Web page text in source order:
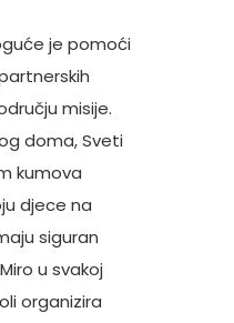
je pomoći
misije.
doma, Sveti
kumova
djece na
siguran
u svakoj
organizira